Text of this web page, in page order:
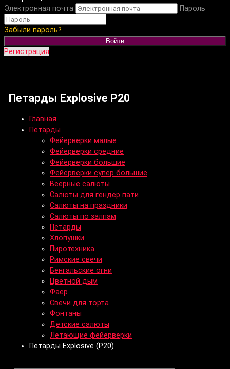
Электронная почта
Пароль
Забыли пароль?
Войти
Регистрация
Петарды Explosive P20
Главная
Петарды
Фейерверки малые
Фейерверки средние
Фейерверки большие
Фейерверки супер большие
Веерные салюты
Салюты для гендер пати
Салюты на праздники
Салюты по залпам
Петарды
Хлопушки
Пиротехника
Римские свечи
Бенгальские огни
Цветной дым
Фаер
Свечи для торта
Фонтаны
Детские салюты
Летающие фейерверки
Петарды Explosive (P20)